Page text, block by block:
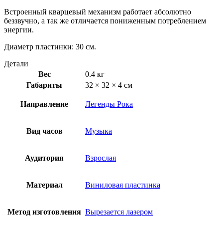
Встроенный кварцевый механизм работает абсолютно
беззвучно, а так же отличается пониженным потреблением
энергии.
Диаметр пластинки: 30 см.
Детали
Вес
0.4 кг
Габариты
32 × 32 × 4 см
Направление Легенды Рока
Вид часов Музыка
Аудитория Взрослая
Материал Виниловая пластинка
Метод изготовления Вырезается лазером